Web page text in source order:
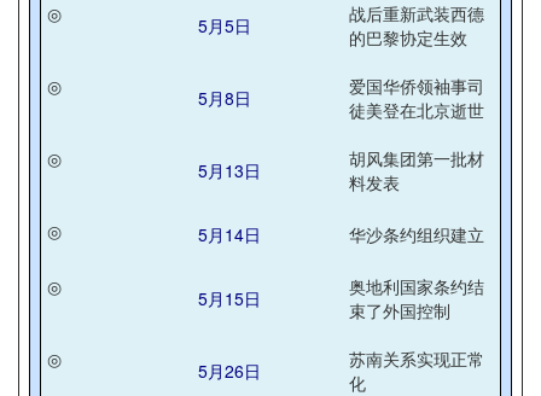
◎
5月5日
战后重新武装西德
的巴黎协定生效
◎
5月8日
爱国华侨领袖事司
徒美登在北京逝世
◎
5月13日
胡风集团第一批材
料发表
◎
5月14日 华沙条约组织建立
◎ 5月15日
奥地利国家条约结
束了外国控制
◎
5月26日
苏南关系实现正常
化